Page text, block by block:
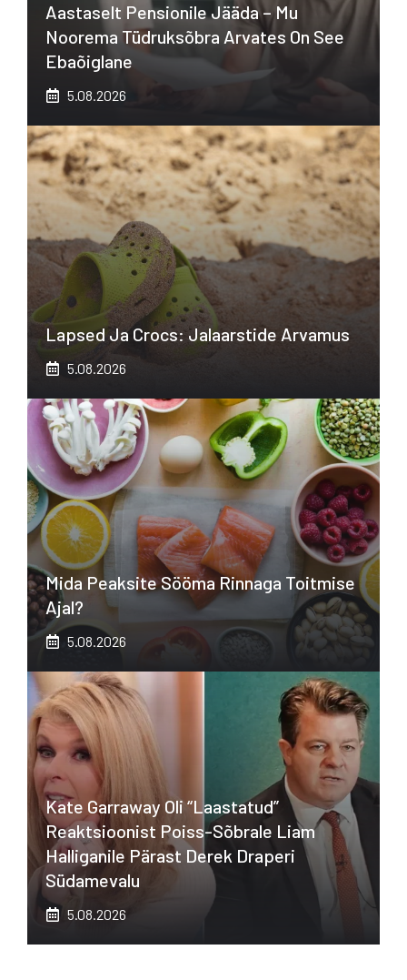
Aastaselt Pensionile Jääda – Mu
Noorema Tüdruksõbra Arvates On See
Ebaõiglane
5.08.2026
Lapsed Ja Crocs: Jalaarstide Arvamus
5.08.2026
Mida Peaksite Sööma Rinnaga Toitmise
Ajal?
5.08.2026
Kate Garraway Oli “laastatud”
Reaktsioonist Poiss-Sõbrale Liam
Halliganile Pärast Derek Draperi
Südamevalu
5.08.2026